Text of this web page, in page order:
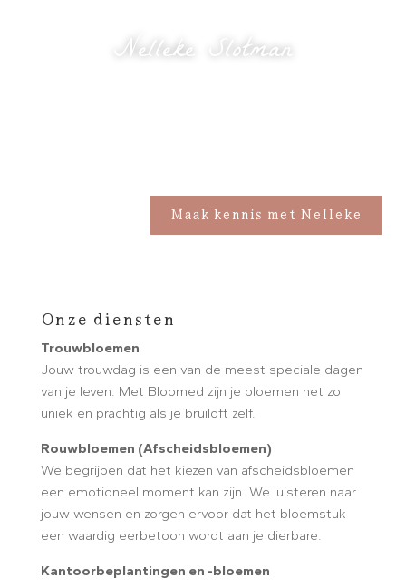
Nelleke Slotman
Maak kennis met Nelleke
Onze diensten
Trouwbloemen
Jouw trouwdag is een van de meest speciale dagen
van je leven. Met Bloomed zijn je bloemen net zo
uniek en prachtig als je bruiloft zelf.
Rouwbloemen (Afscheidsbloemen)
We begrijpen dat het kiezen van afscheidsbloemen
een emotioneel moment kan zijn. We luisteren naar
jouw wensen en zorgen ervoor dat het bloemstuk
een waardig eerbetoon wordt aan je dierbare.
Kantoorbeplantingen en -bloemen